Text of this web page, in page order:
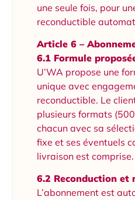
une seule fois, pour
reconductible
Article 6 –
6.1 Formule
U’WA propose une
unique avec
reconductible. Le
plusieurs formats
chacun avec sa
fixe et ses éventuels
livraison est comprise.
6.2 Reconduction et
L’abonnement est